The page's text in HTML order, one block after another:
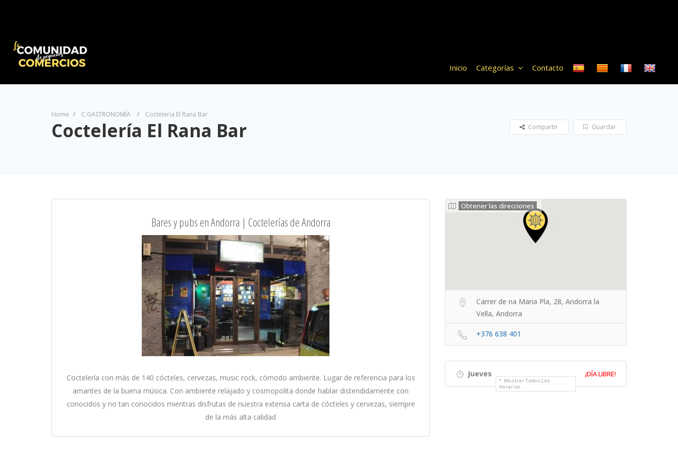
Inicio Categorías Contacto
Home C GASTRONOMÍA Coctelería El Rana Bar
Coctelería El Rana Bar Guardar
Compartir
Bares y pubs en Andorra | Coctelerías de Andorra
Coctelería con más de 140 cócteles, cervezas, music rock, cómodo ambiente. Lugar de referencia para los
amantes de la buena música. Con ambiente relajado y cosmopolita donde hablar distendidamente con
conocidos y no tan conocidos mientras disfrutas de nuestra extensa carta de cócteles y cervezas, siempre
de la más alta calidad
Obtener las direcciones
Carrer de na Maria Pla, 28, Andorra la
Vella, Andorra
+376 638 401
Jueves ¡DÍA LIBRE!
Mostrar Todos Los
Horarios